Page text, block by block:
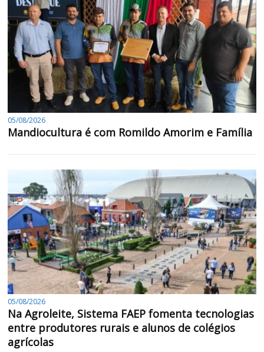
05/08/2026
Mandiocultura é com Romildo Amorim e Família
05/08/2026
Na Agroleite, Sistema FAEP fomenta tecnologias
entre produtores rurais e alunos de colégios
agrícolas